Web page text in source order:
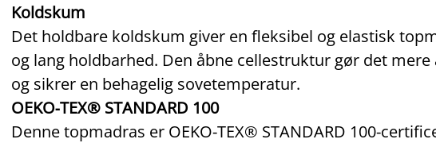
Koldskum
Det holdbare koldskum giver en fleksibel og elastisk
og lang holdbarhed. Den åbne cellestruktur gør det
og sikrer en behagelig sovetemperatur.
OEKO‑TEX® STANDARD 100
Denne topmadras er OEKO‑TEX® STANDARD